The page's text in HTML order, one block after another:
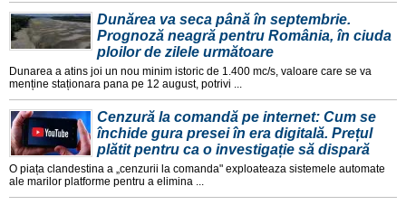
Dunărea va seca până în septembrie.
Prognoză neagră pentru România, în ciuda
ploilor de zilele următoare
Dunarea a atins joi un nou minim istoric de 1.400 mc/s, valoare care se va
menține staționara pana pe 12 august, potrivi ...
Cenzură la comandă pe internet: Cum se
închide gura presei în era digitală. Prețul
plătit pentru ca o investigație să dispară
O piața clandestina a „cenzurii la comanda" exploateaza sistemele automate
ale marilor platforme pentru a elimina ...